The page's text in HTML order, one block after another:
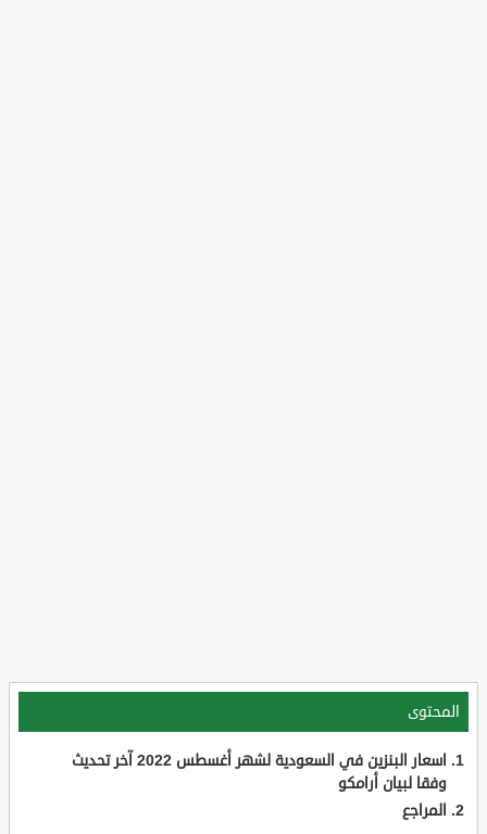
المحتوى
اسعار البنزين في السعودية لشهر أغسطس 2022 آخر تحديث
وفقا لبيان أرامكو
المراجع